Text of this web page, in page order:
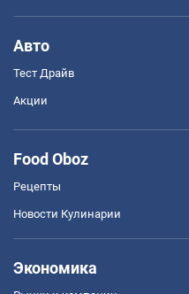
Авто
Тест Драйв
Акции
Food Oboz
Рецепты
Новости Кулинарии
Экономика